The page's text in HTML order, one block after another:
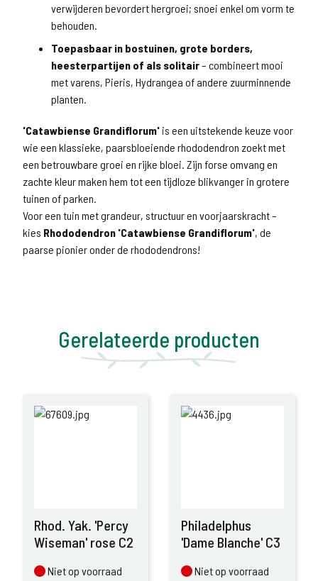
verwijderen bevordert hergroei; snoei enkel om vorm te
behouden.
Toepasbaar in bostuinen, grote borders,
heesterpartijen of als solitair– combineert mooi
met varens, Pieris, Hydrangea of andere zuurminnende
planten.
'Catawbiense Grandiflorum' is een uitstekende keuze voor
wie een klassieke, paarsbloeiende rhododendron zoekt met
een betrouwbare groei en rijke bloei. Zijn forse omvang en
zachte kleur maken hem tot een tijdloze blikvanger in grotere
tuinen of parken.
Voor een tuin met grandeur, structuur en voorjaarskracht –
kies Rhododendron 'Catawbiense Grandiflorum', de
paarse pionier onder de rhododendrons!
Gerelateerde producten
Rhod. Yak. 'Percy
Wiseman' rose C2
Niet op voorraad
Niet op voorraad
Philadelphus
'Dame Blanche' C3
Niet op voorraad
Niet op voorraad